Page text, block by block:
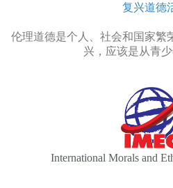
复兴道德
伦理道德是个人、社会和国家繁
兴，应该是从青少
International Morals and